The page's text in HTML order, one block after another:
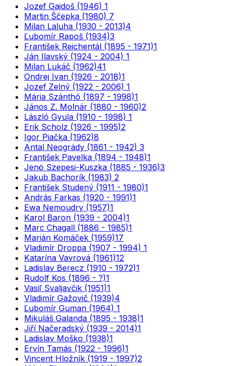
Jozef Gajdoš (1946) 1
Martin Ščepka (1980) 7
Milan Laluha (1930 - 2013)4
Ľubomír Rapoš (1934)3
František Reichentál (1895 - 1971)1
Ján Ilavský (1924 - 2004) 1
Milan Lukáč (1962)41
Ondrej Ivan (1926 - 2018)1
Jozef Zelný (1922 - 2006) 1
Mária Szánthó (1897 - 1998)1
János Z. Molnár (1880 - 1960)2
László Gyula (1910 - 1998) 1
Erik Scholz (1926 - 1995)2
Igor Piačka (1962)8
Antal Neogrády (1861 - 1942) 3
František Pavelka (1894 - 1948)1
Jenö Szepesi-Kuszka (1885 - 1936)3
Jakub Bachorík (1983) 2
František Studený (1911 - 1980)1
András Farkas (1920 - 1991)1
Ewa Nemoudry (1957)1
Karol Baron (1939 - 2004)1
Marc Chagall (1886 - 1985)1
Marián Komáček (1959)17
Vladimír Droppa (1907 - 1994) 1
Katarína Vavrová (1961)12
Ladislav Berecz (1910 - 1972)1
Rudolf Kos (1896 - ?)1
Vasiľ Svaljavčik (1951)1
Vladimír Gažovič (1939)4
Ľubomír Guman (1964) 1
Mikuláš Galanda (1895 - 1938)1
Jiří Načeradský (1939 - 2014)1
Ladislav Moško (1938)1
Ervín Tamás (1922 - 1996)1
Vincent Hložník (1919 - 1997)2